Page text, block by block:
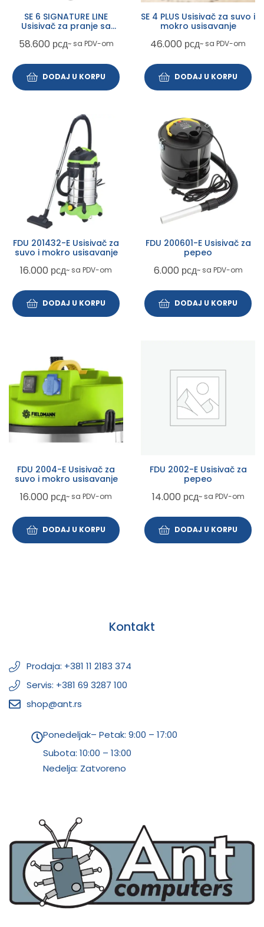
SE 6 SIGNATURE LINE
Usisivač za pranje sa
58.600 рсд~ sa PDV-om
DODAJ U KORPU
SE 4 PLUS Usisivač za suvo i
mokro usisavanje
46.000 рсд~ sa PDV-om
DODAJ U KORPU
FDU 201432-E Usisivač za
suvo i mokro usisavanje
16.000 рсд~ sa PDV-om
DODAJ U KORPU
FDU 200601-E Usisivač za
pepeo
6.000 рсд~ sa PDV-om
DODAJ U KORPU
FDU 2004-E Usisivač za
suvo i mokro usisavanje
16.000 рсд~ sa PDV-om
DODAJ U KORPU
FDU 2002-E Usisivač za
pepeo
14.000 рсд~ sa PDV-om
DODAJ U KORPU
Kontakt
Prodaja: +381 11 2183 374
Servis: +381 69 3287 100
shop@ant.rs
Ponedeljak– Petak: 9:00 – 17:00
Subota: 10:00 – 13:00
Nedelja: Zatvoreno